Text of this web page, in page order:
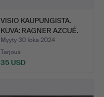
VISIO KAUPUNGISTA.
KUVA: RAGNER AZCUÉ.
VUO…
Myyty 30 loka 2024
Tarjous
35 USD